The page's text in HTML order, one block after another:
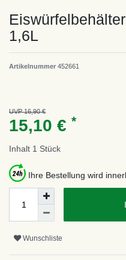
1,6L
Artikelnummer 452661
UVP 16,90 €
15,10 € *
Inhalt 1 Stück
Ihre Bestellung wird
Wunschliste